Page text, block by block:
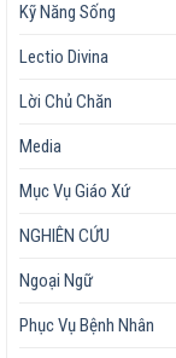
Kỹ Năng Sống
Lectio Divina
Lời Chủ Chăn
Media
Mục Vụ Giáo Xứ
NGHIÊN CỨU
Ngoại Ngữ
Phục Vụ Bệnh Nhân